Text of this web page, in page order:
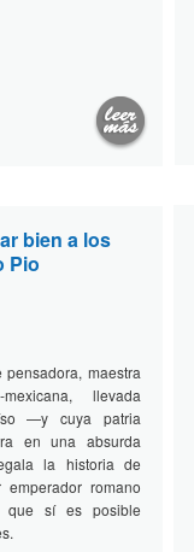
bien a los
Pio
maestra
llevada
—y cuya patria
en una absurda
la historia de
romano
que sí es posible